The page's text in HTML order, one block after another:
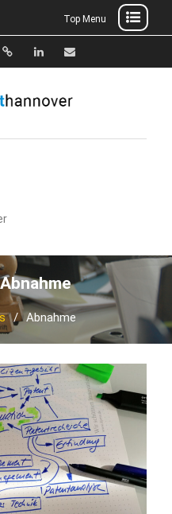
Top Menu
Xing Linkedin
E-
Abnahme
Abnahme